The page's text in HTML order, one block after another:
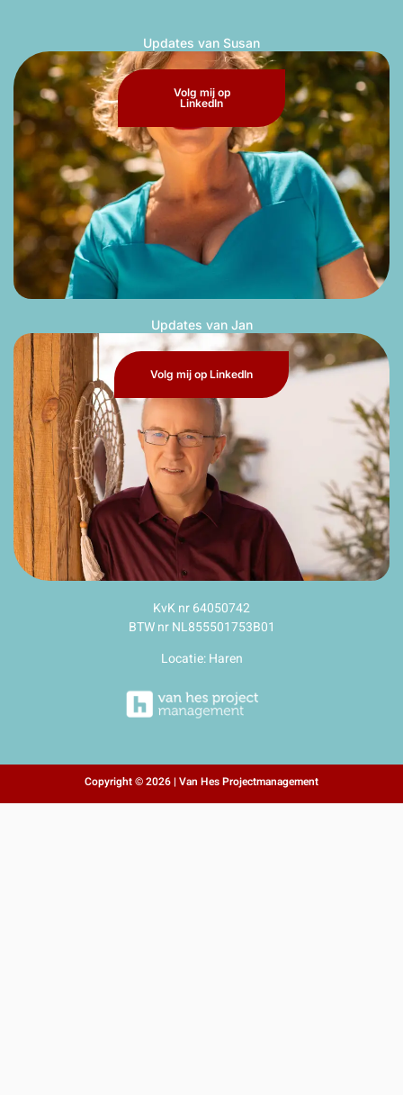
Updates van Susan
Volg mij op
LinkedIn
KvK nr 64050742
BTW nr NL855501753B01
Locatie: Haren
Updates van Jan
Volg mij op LinkedIn
Copyright © 2026 | Van Hes Projectmanagement